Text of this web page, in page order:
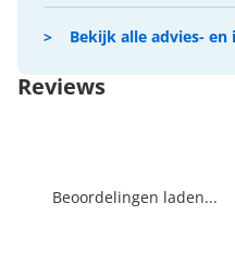
Bekijk alle advies-
Reviews
Beoordelingen laden...